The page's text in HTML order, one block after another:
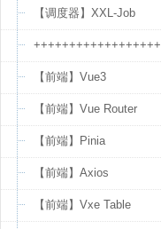
【调度器】XXL-Job
++++++++++++++++++
【前端】Vue3
【前端】Vue Router
【前端】Pinia
【前端】Axios
【前端】Vxe Table